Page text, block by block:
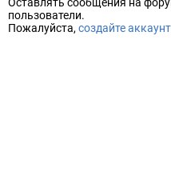
пользователи.
Пожалуйста, создайте аккаунт